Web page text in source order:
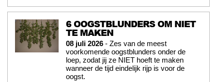
6 OOGSTBLUNDERS OM NIET
TE MAKEN
08 juli 2026 - Zes van de meest
voorkomende oogstblunders onder de
loep, zodat jij ze NIET hoeft te maken
wanneer de tijd eindelijk rijp is voor de
oogst.